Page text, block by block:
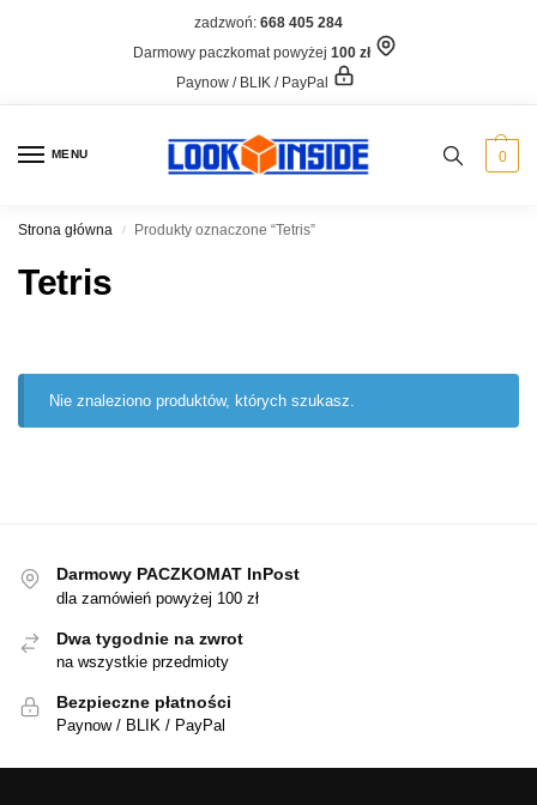
zadzwoń: 668 405 284
Darmowy paczkomat powyżej 100 zł
Paynow / BLIK / PayPal
MENU 0
Strona główna / Produkty oznaczone “Tetris”
Tetris
Nie znaleziono produktów, których szukasz.
Darmowy PACZKOMAT InPost
dla zamówień powyżej 100 zł
Dwa tygodnie na zwrot
na wszystkie przedmioty
Bezpieczne płatności
Paynow / BLIK / PayPal